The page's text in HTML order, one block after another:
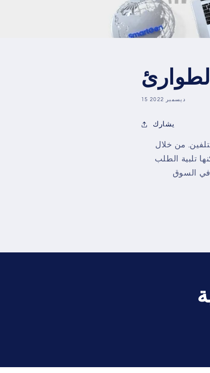
15 ديسمبر 2022
يشارك
من خلال
تلبية الطلب
في السوق